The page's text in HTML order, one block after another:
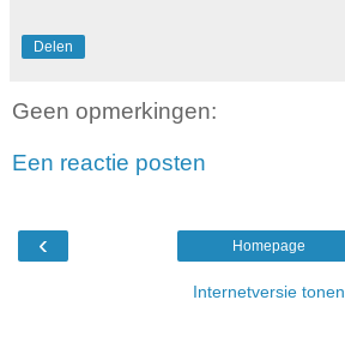
Delen
Geen opmerkingen:
Een reactie posten
‹ Homepage
Internetversie tonen